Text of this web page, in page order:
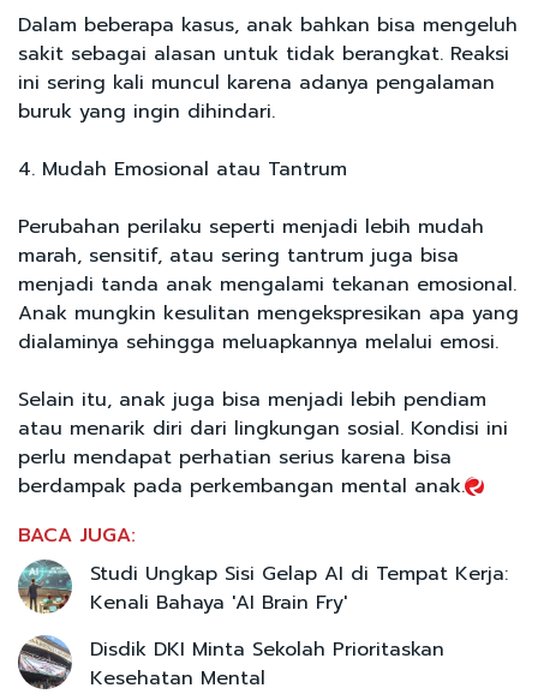
Dalam beberapa kasus, anak bahkan bisa mengeluh
sakit sebagai alasan untuk tidak berangkat. Reaksi
ini sering kali muncul karena adanya pengalaman
buruk yang ingin dihindari.
4. Mudah Emosional atau Tantrum
Perubahan perilaku seperti menjadi lebih mudah
marah, sensitif, atau sering tantrum juga bisa
menjadi tanda anak mengalami tekanan emosional.
Anak mungkin kesulitan mengekspresikan apa yang
dialaminya sehingga meluapkannya melalui emosi.
Selain itu, anak juga bisa menjadi lebih pendiam
atau menarik diri dari lingkungan sosial. Kondisi ini
perlu mendapat perhatian serius karena bisa
berdampak pada perkembangan mental anak.
BACA JUGA:
Studi Ungkap Sisi Gelap AI di Tempat Kerja:
Kenali Bahaya 'AI Brain Fry'
Disdik DKI Minta Sekolah Prioritaskan
Kesehatan Mental